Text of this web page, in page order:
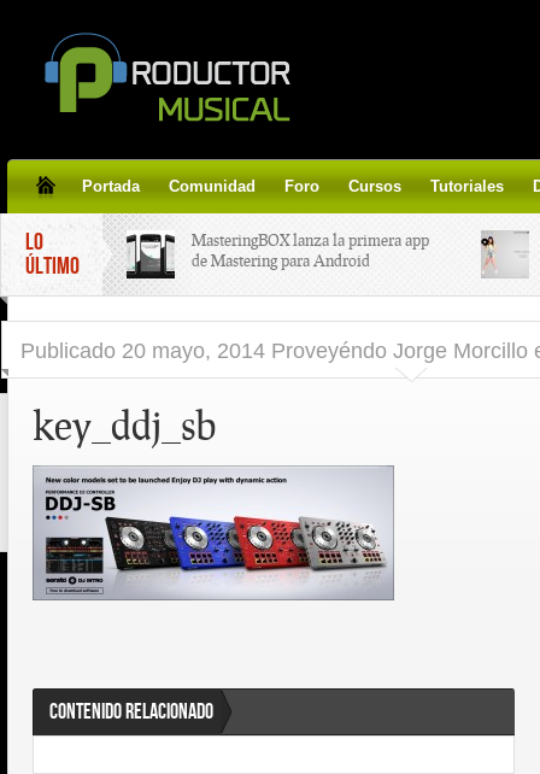
Portada Comunidad Foro Cursos Tutoriales
LO
ÚLTIMO
MasteringBOX lanza la primera app
de Mastering para Android
line gratis!
Korg lanza SDD-3000, el nuevo
pedal de delay.
aplicar efectos a tus voces.
Publicado 20 mayo, 2014 Proveyéndo Jorge Morcillo
key_ddj_sb
CONTENIDO RELACIONADO